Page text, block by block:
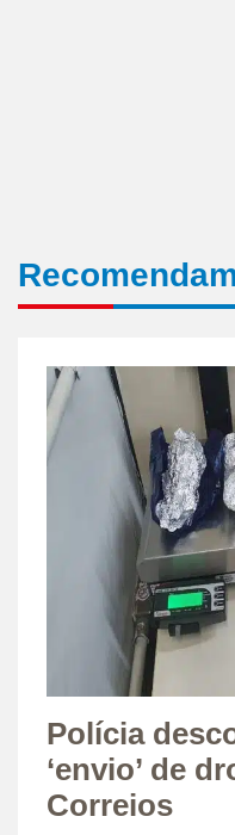
Polícia
‘envio’ de
Correios